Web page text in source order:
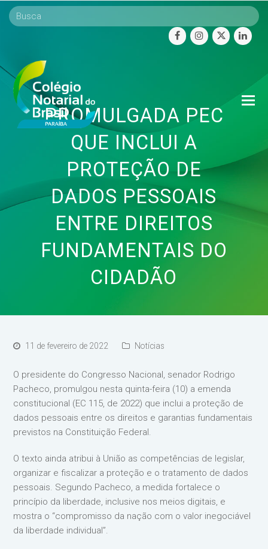
facebookinstagram
twitter
PROMULGADA PEC
QUE INCLUI A
PROTEÇÃO DE
DADOS PESSOAIS
ENTRE DIREITOS
FUNDAMENTAIS DO
CIDADÃO
11 de fevereiro de 2022 Notícias
O presidente do Congresso Nacional, senador Rodrigo
Pacheco, promulgou nesta quinta-feira (10) a emenda
constitucional (EC 115, de 2022) que inclui a proteção de
dados pessoais entre os direitos e garantias fundamentais
previstos na Constituição Federal.
O texto ainda atribui à União as competências de legislar,
organizar e fiscalizar a proteção e o tratamento de dados
pessoais. Segundo Pacheco, a medida fortalece o
princípio da liberdade, inclusive nos meios digitais, e
mostra o “compromisso da nação com o valor inegociável
da liberdade individual”.